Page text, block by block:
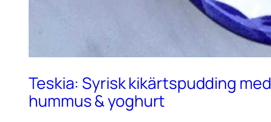
Teskia: Syrisk kikärtspudding med
hummus & yoghurt